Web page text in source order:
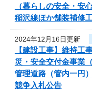
（暮らしの安全・安
稲沢線ほか舗装補修
2024年12月16日更新
【建設工事】維持
災・安全交付金事業
管理道路（管内一円
競争入札公告